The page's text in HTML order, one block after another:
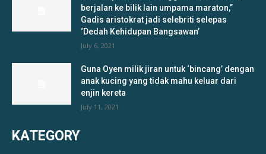
berjalan ke bilik lain umpama maraton,”
Gadis aristokrat jadi selebriti selepas
‘Dedah Kehidupan Bangsawan’
July 6, 2021
Guna Oyen milik jiran untuk ‘bincang’ dengan
anak kucing yang tidak mahu keluar dari
enjin kereta
July 11, 2021
KATEGORY